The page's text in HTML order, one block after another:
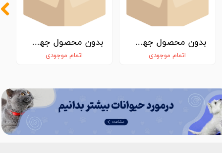
بدون محصول جهت نمایش
اتمام موجودی
بدون محصول جهت نمایش
اتمام موجودی